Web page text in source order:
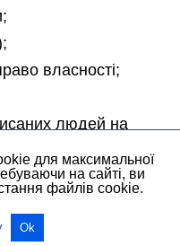
власності;
людей на
кону велика сума
для максимальної
на сайті, ви
файлів cookie.
Ok